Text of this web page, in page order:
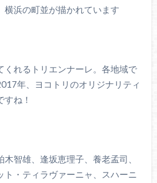
横浜の町並が描かれています
くれるトリエンナーレ。各地域で
年、ヨコトリのオリジナリティ
すね！
智雄、逢坂恵理子、養老孟司、
ト・ティラヴァーニャ、スハーニ